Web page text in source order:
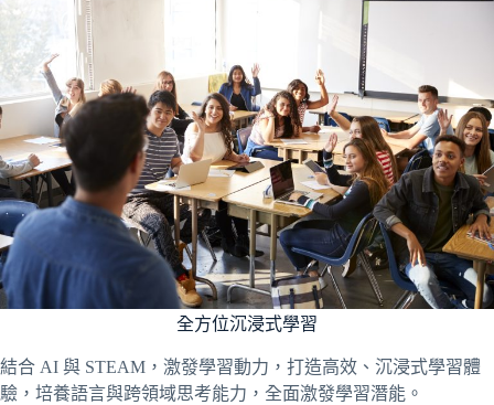
全方位沉浸式學習
結合 AI 與 STEAM，激發學習動力，打造高效、沉浸式學習體
驗，培養語言與跨領域思考能力，全面激發學習潛能。